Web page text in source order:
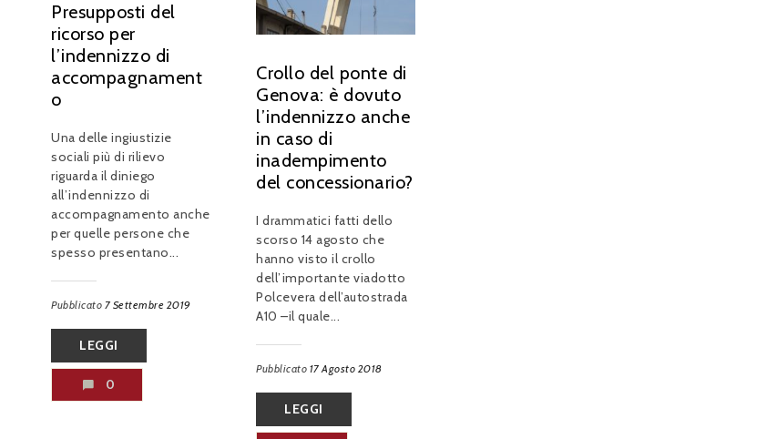
Presupposti del
ricorso per
l’indennizzo di
accompagnament
o
Una delle ingiustizie
sociali più di rilievo
riguarda il diniego
all’indennizzo di
accompagnamento anche
per quelle persone che
spesso presentano...
Pubblicato 7 Settembre 2019
LEGGI
0
Crollo del ponte di
Genova: è dovuto
l’indennizzo anche
in caso di
inadempimento
del concessionario?
I drammatici fatti dello
scorso 14 agosto che
hanno visto il crollo
dell’importante viadotto
Polcevera dell’autostrada
A10 –il quale...
Pubblicato 17 Agosto 2018
LEGGI